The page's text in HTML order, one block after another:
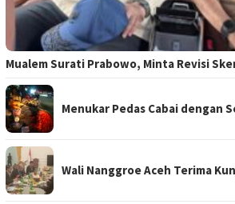
Mualem Surati Prabowo, Minta Revisi
Menukar Pedas Cabai dengan
Wali Nanggroe Aceh Terima